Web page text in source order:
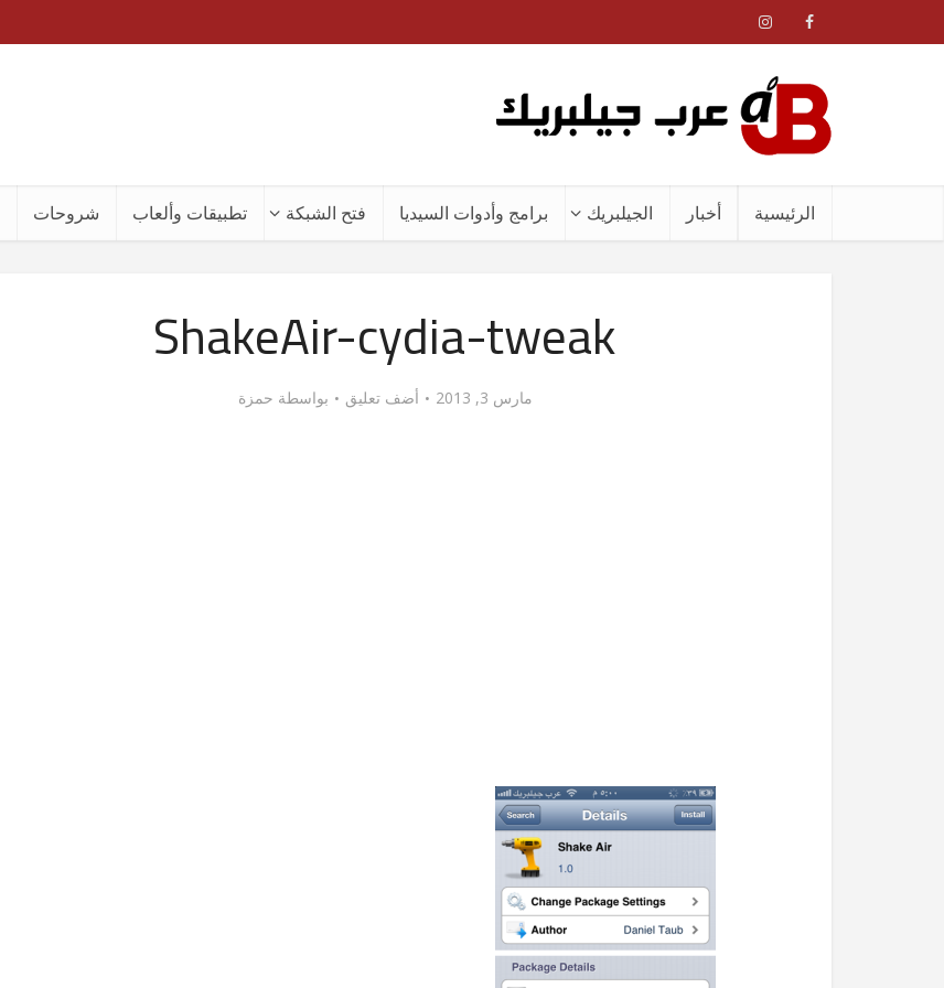
الرئيسية أخبار الجيلبريك برامج وأدوات السيديا فتح الشبكة تطبيقات وألعاب شروحات
ShakeAir-cydia-tweak
مارس 3, 2013 أضف تعليق بواسطة حمزة